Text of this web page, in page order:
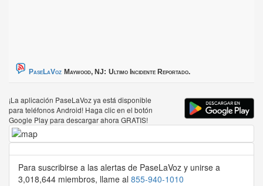
PaseLaVoz Maywood, NJ: Ultimo Incidente Reportado.
¡La aplicación PaseLaVoz ya está disponible
para teléfonos Android! Haga clic en el botón
Google Play para descargar ahora GRATIS!
Para suscribirse a las alertas de PaseLaVoz y unirse a
3,018,644 miembros, llame al 855-940-1010